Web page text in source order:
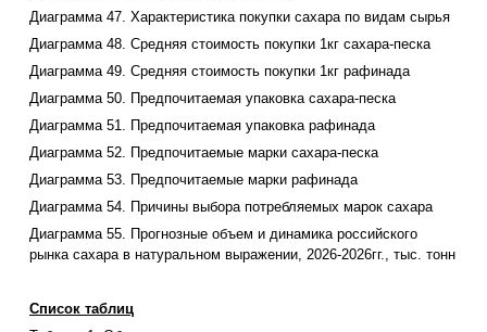
Диаграмма 47. Характеристика покупки сахара по видам сырья
Диаграмма 48. Средняя стоимость покупки 1кг сахара-песка
Диаграмма 49. Средняя стоимость покупки 1кг рафинада
Диаграмма 50. Предпочитаемая упаковка сахара-песка
Диаграмма 51. Предпочитаемая упаковка рафинада
Диаграмма 52. Предпочитаемые марки сахара-песка
Диаграмма 53. Предпочитаемые марки рафинада
Диаграмма 54. Причины выбора потребляемых марок сахара
Диаграмма 55. Прогнозные объем и динамика российского
рынка сахара в натуральном выражении, 2026-2026гг., тыс. тонн
Список таблиц